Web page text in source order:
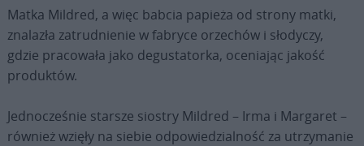
Matka Mildred, a więc babcia papieża od strony matki,
znalazła zatrudnienie w fabryce orzechów i słodyczy,
gdzie pracowała jako degustatorka, oceniając jakość
produktów.
Jednocześnie starsze siostry Mildred – Irma i Margaret –
również wzięły na siebie odpowiedzialność za utrzymanie